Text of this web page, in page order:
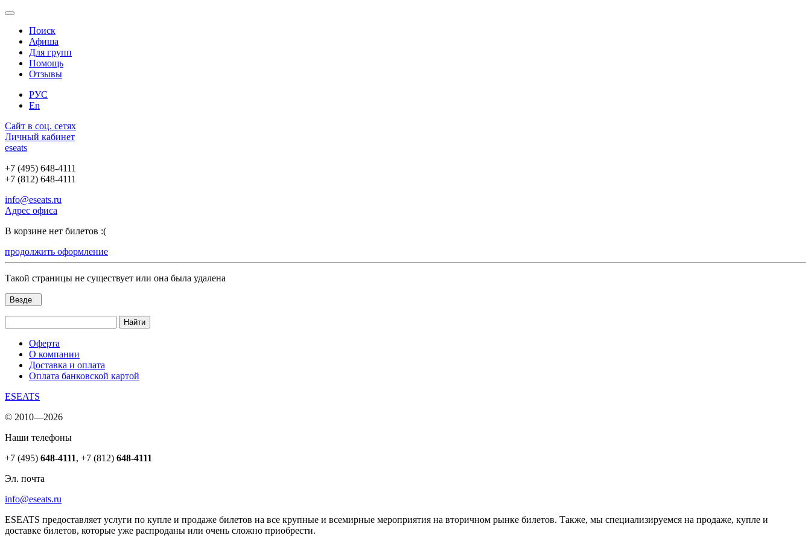
Поиск
Афиша
Для групп
Помощь
Отзывы
РУС
En
Сайт в соц. сетях
Личный кабинет
eseats
+7 (495) 648-4111
+7 (812) 648-4111
info@eseats.ru
Адрес офиса
В корзине нет билетов :(
продолжить оформление
Такой страницы не существует или она была удалена
Везде
Найти
Оферта
О компании
Доставка и оплата
Оплата банковской картой
ESEATS
© 2010—2026
Наши телефоны
+7 (495) 648-4111, +7 (812) 648-4111
Эл. почта
info@eseats.ru
ESEATS предоставляет услуги по купле и продаже билетов на все крупные и всемирные мероприятия на вторичном рынке билетов. Также, мы специализируемся на продаже, купле и
доставке билетов, которые уже распроданы или очень сложно приобрести.